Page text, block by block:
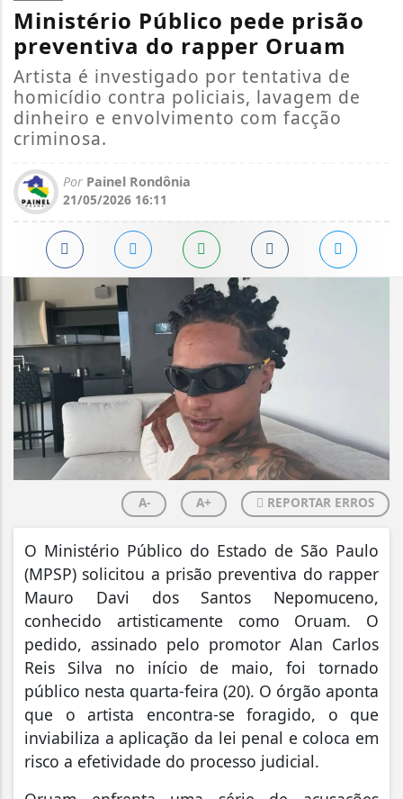
Ministério Público pede prisão
preventiva do rapper Oruam
Artista é investigado por tentativa de
homicídio contra policiais, lavagem de
dinheiro e envolvimento com facção
criminosa.
Por Painel Rondônia
21/05/2026 16:11
A- A+ REPORTAR ERROS
O Ministério Público do Estado de São Paulo
(MPSP) solicitou a prisão preventiva do rapper
Mauro Davi dos Santos Nepomuceno,
conhecido artisticamente como Oruam. O
pedido, assinado pelo promotor Alan Carlos
Reis Silva no início de maio, foi tornado
público nesta quarta-feira (20). O órgão aponta
que o artista encontra-se foragido, o que
inviabiliza a aplicação da lei penal e coloca em
risco a efetividade do processo judicial.